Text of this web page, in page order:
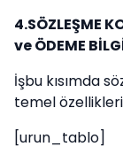
4.SÖZLEŞME
ve ÖDEME
İşbu kısımda
temel
[urun_tablo]